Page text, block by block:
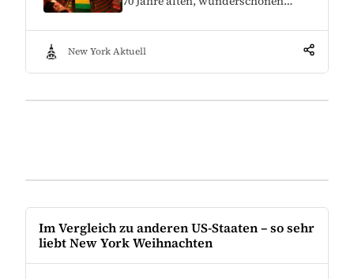
New York Aktuell
Im Vergleich zu anderen US-Staaten – so sehr
liebt New York Weihnachten